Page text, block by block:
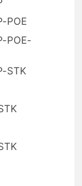
POE
POE-
STK